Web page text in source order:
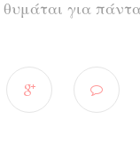
για